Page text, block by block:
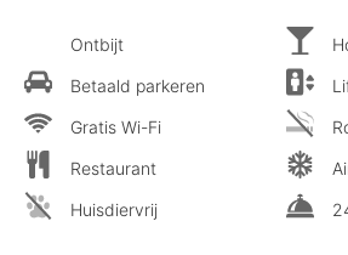
Ontbijt
Betaald parkeren
Gratis Wi-Fi
Restaurant
Huisdiervrij